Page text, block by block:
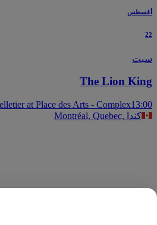
The Lion
Pelletier at Place des Arts - Complex
Montréal, Quebec, كندا